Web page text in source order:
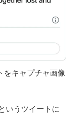
をキャプチャ画像
いうツイートに